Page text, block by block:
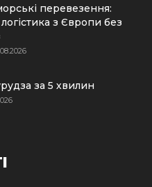
перевезення:
з Європи без
за 5 хвилин